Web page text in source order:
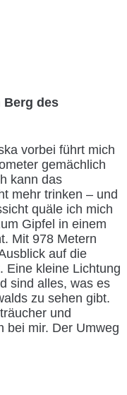
Berg des
vorbei führt mich
gemächlich
kann das
mehr trinken – und
quäle ich mich
Gipfel in einem
Mit 978 Metern
auf die
Eine kleine Lichtung
sind alles, was es
zu sehen gibt.
und
bei mir. Der Umweg